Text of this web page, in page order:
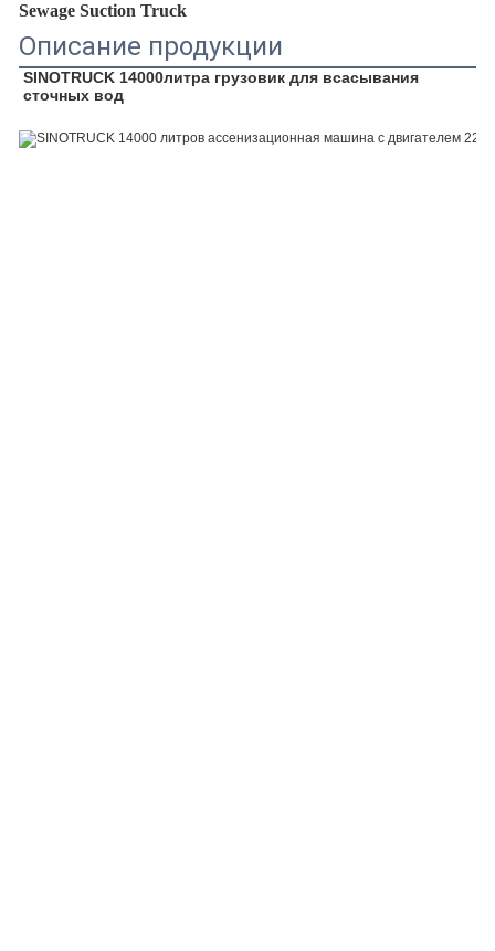
Sewage Suction Truck
Описание продукции
SINOTRUCK 14000литра грузовик для всасывания
сточных вод